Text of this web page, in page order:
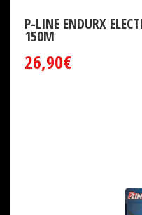
P-LINE ENDURX
150M
26,90€